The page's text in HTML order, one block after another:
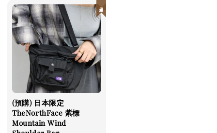
(預購) 日本限定
TheNorthFace 紫標
Mountain Wind